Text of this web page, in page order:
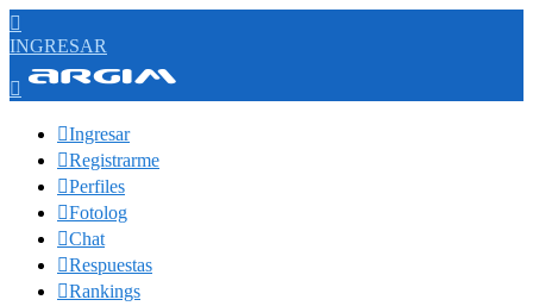

INGRESAR

Ingresar
Registrarme
Perfiles
Fotolog
Chat
Respuestas
Rankings